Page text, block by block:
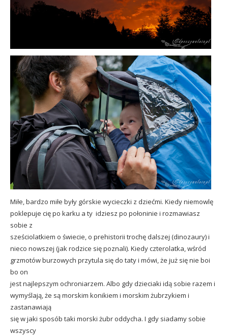
Miłe, bardzo miłe były górskie wycieczki z dziećmi. Kiedy niemowlę
poklepuje cię po karku a ty idziesz po połoninie i rozmawiasz
sobie z
sześciolatkiem o świecie, o prehistorii trochę dalszej (dinozaury) i
nieco nowszej (jak rodzice się poznali). Kiedy czterolatka, wśród
grzmotów burzowych przytula się do taty i mówi, że już się nie boi
bo on
jest najlepszym ochroniarzem. Albo gdy dzieciaki idą sobie razem i
wymyślają, że są morskim konikiem i morskim żubrzykiem i
zastanawiają
się w jaki sposób taki morski żubr oddycha. I gdy siadamy sobie
wszyscy